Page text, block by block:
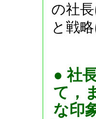
の社
と戦
● 社
て，
な印